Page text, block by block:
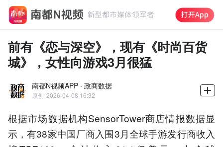
前有《恋与深空》，现有《时尚百货
城》，女性向游戏3月很猛
南都N视频APP · 政商数据
原创 2026-04-08 16:32
根据市场数据机构SensorTower商店情报数据显
示，有38家中国厂商入围3月全球手游发行商收入